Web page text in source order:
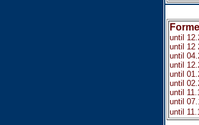
until
until 12
until
until
until
until
until
until
until